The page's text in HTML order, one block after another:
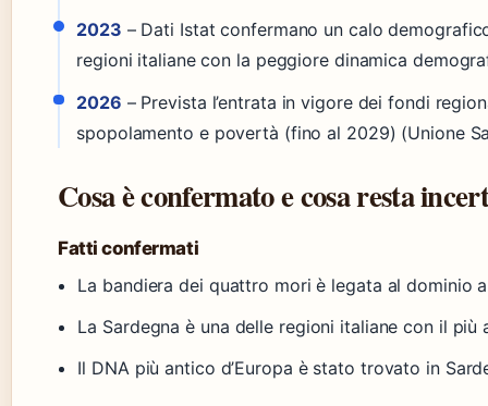
2023 – Dati Istat confermano un calo
regioni italiane con la peggiore dinamica
2026 – Prevista l’entrata in vigore dei fondi
spopolamento e povertà (fino al 2029) (Unione
Cosa è confermato e cosa resta
Fatti confermati
La bandiera dei quattro mori è legata al dominio
La Sardegna è una delle regioni italiane con il
Il DNA più antico d’Europa è stato trovato in